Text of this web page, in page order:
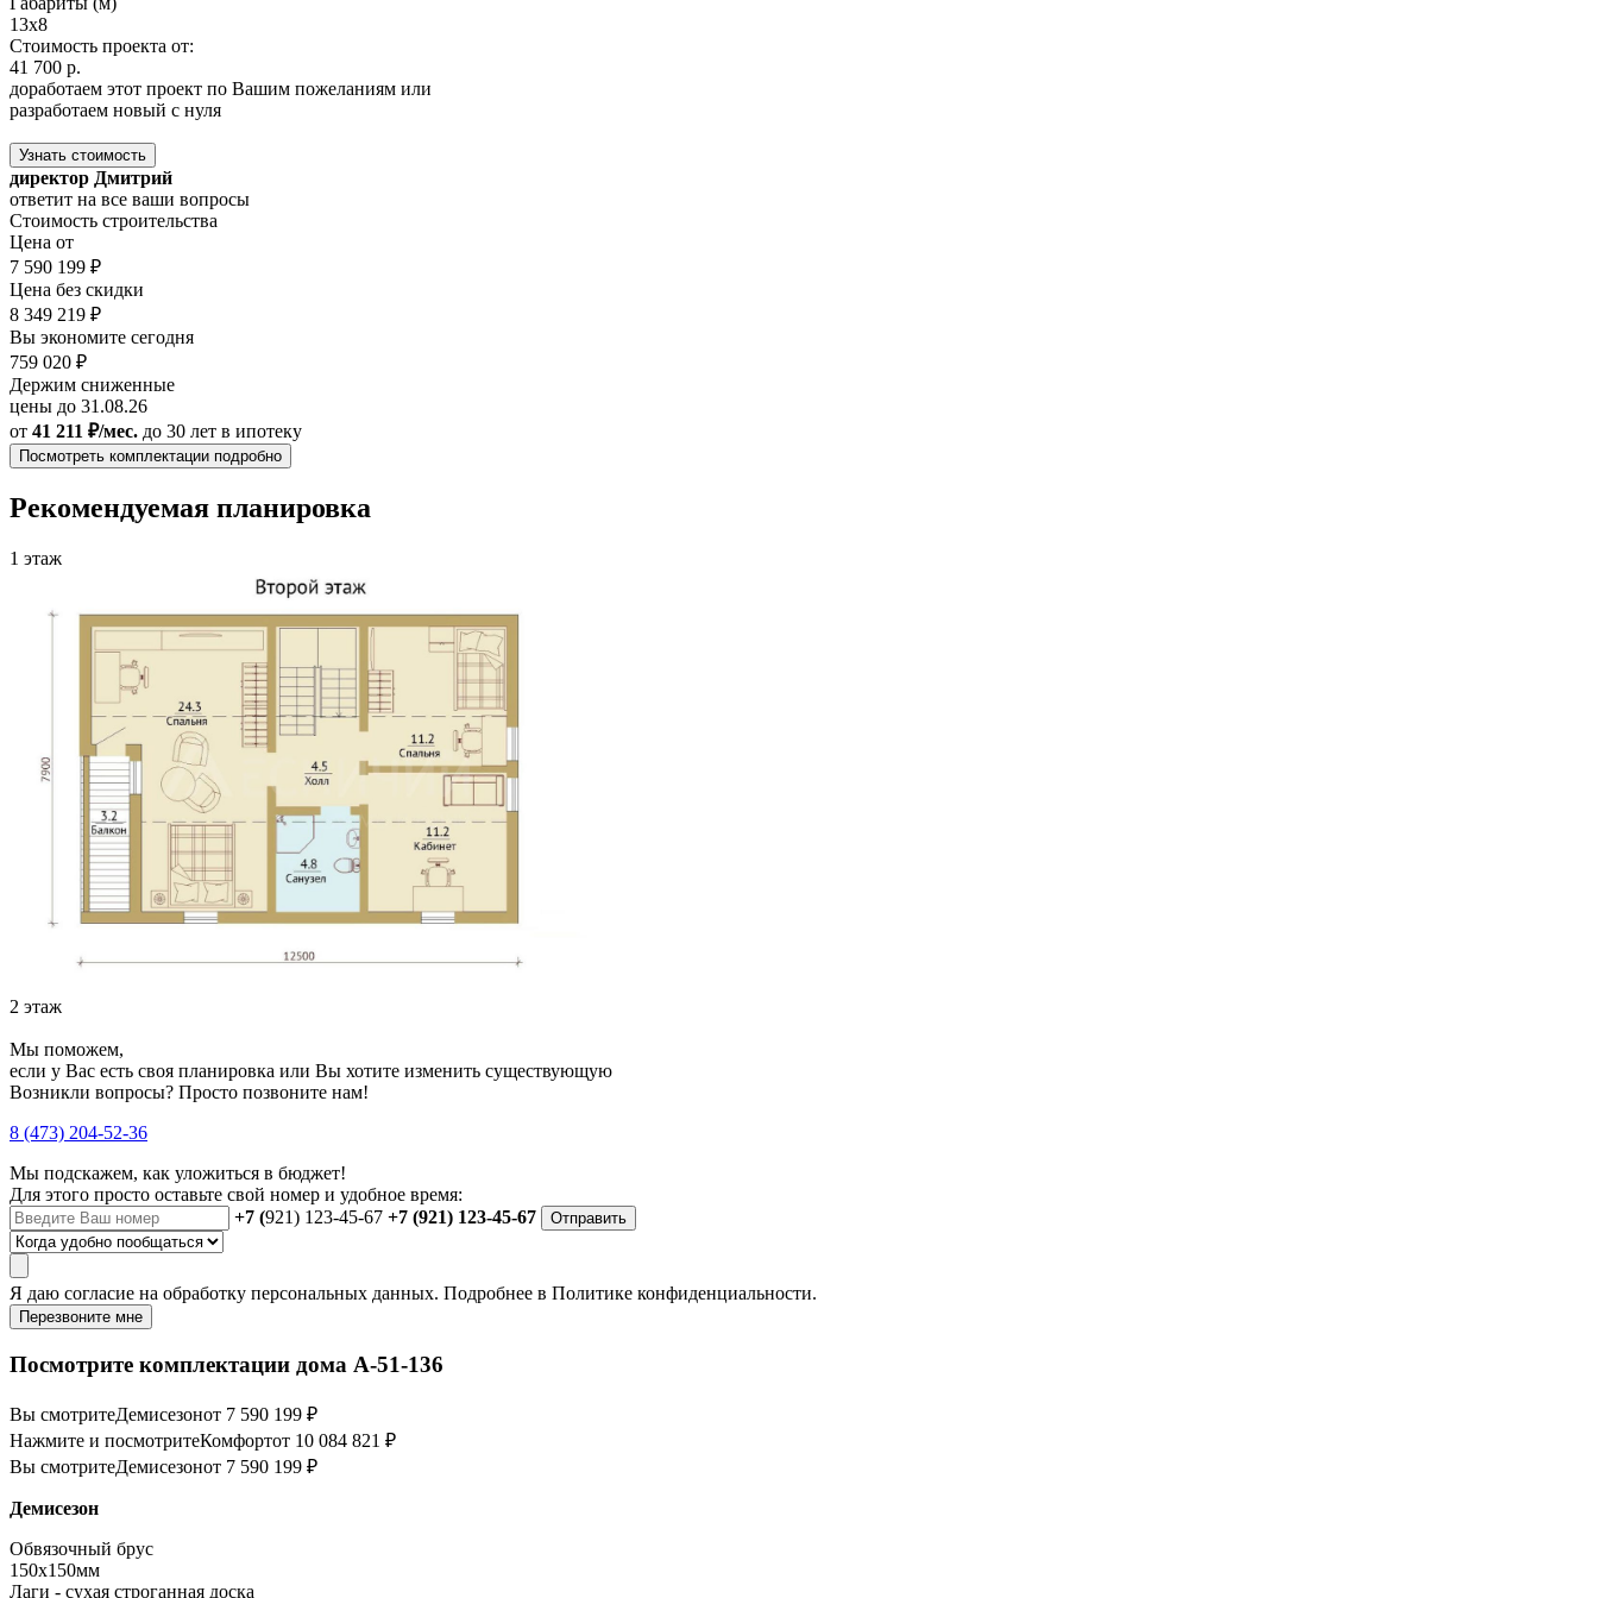
13х8
Стоимость проекта от:
41 700 р.
доработаем этот проект по Вашим пожеланиям или
разработаем новый с нуля
Узнать стоимость
директор Дмитрий
ответит на все ваши вопросы
Стоимость строительства
Цена от
7 590 199 ₽
Цена без скидки
8 349 219 ₽
Вы экономите сегодня
759 020 ₽
Держим сниженные
цены до 31.08.26
от 41 211 ₽/мес. до 30 лет в ипотеку
Посмотреть комплектации подробно
Рекомендуемая планировка
1 этаж
2 этаж
Мы поможем,
если у Вас есть своя планировка или Вы хотите изменить существующую
Возникли вопросы? Просто позвоните нам!
8 (473) 204-52-36
Мы подскажем, как уложиться в бюджет!
Для этого просто оставьте свой номер и удобное время:
+7 (921) 123-45-67 +7 (921) 123-45-67 Отправить
Я даю согласие на обработку персональных данных. Подробнее в Политике конфиденциальности.
Перезвоните мне
Посмотрите комплектации дома А-51-136
Вы смотритеДемисезонот 7 590 199 ₽
Нажмите и посмотритеКомфортот 10 084 821 ₽
Вы смотритеДемисезонот 7 590 199 ₽
Демисезон
Обвязочный брус
150х150мм
Лаги - сухая строганная доска